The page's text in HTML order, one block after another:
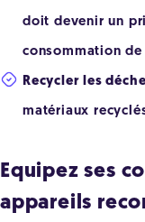
doit devenir un
consommation
Recycler les
matériaux
Equipez ses
appareils